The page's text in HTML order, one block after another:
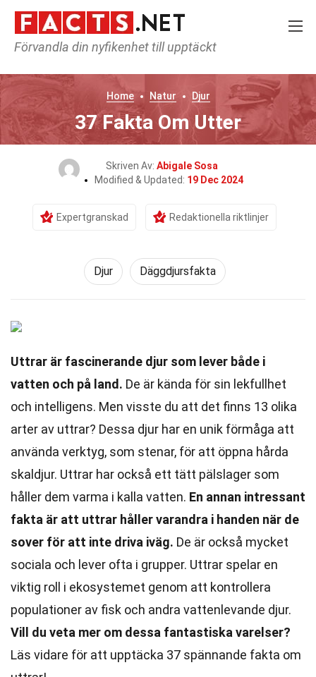
Förvandla din nyfikenhet till upptäckt
Home Natur Djur
37 Fakta Om Utter
Skriven Av: Abigale Sosa
Modified & Updated: 19 Dec 2024
Expertgranskad Redaktionella riktlinjer
Djur Däggdjursfakta
Uttrar är fascinerande djur som lever både i
vatten och på land. De är kända för sin lekfullhet
och intelligens. Men visste du att det finns 13 olika
arter av uttrar? Dessa djur har en unik förmåga att
använda verktyg, som stenar, för att öppna hårda
skaldjur. Uttrar har också ett tätt pälslager som
håller dem varma i kalla vatten. En annan intressant
fakta är att uttrar håller varandra i handen när de
sover för att inte driva iväg. De är också mycket
sociala och lever ofta i grupper. Uttrar spelar en
viktig roll i ekosystemet genom att kontrollera
populationer av fisk och andra vattenlevande djur.
Vill du veta mer om dessa fantastiska varelser?
Läs vidare för att upptäcka 37 spännande fakta om